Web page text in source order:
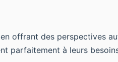
en offrant des perspectives
parfaitement à leurs